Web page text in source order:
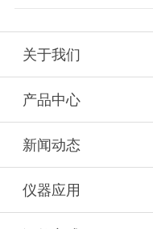
关于我们
产品中心
新闻动态
仪器应用